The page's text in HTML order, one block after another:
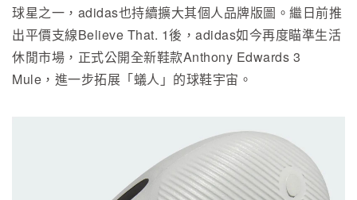
球星之一，adidas也持續擴大其個人品牌版圖。繼日前推
出平價支線Believe That. 1後，adidas如今再度瞄準生活
休閒市場，正式公開全新鞋款Anthony Edwards 3
Mule，進一步拓展「蟻人」的球鞋宇宙。